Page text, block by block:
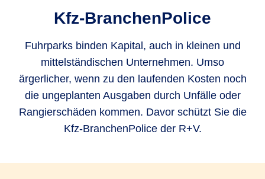
Kfz-Branchen­Police
Fuhrparks binden Kapital, auch in kleinen und
mittelständischen Unternehmen. Umso
ärgerlicher, wenn zu den laufenden Kosten noch
die ungeplanten Ausgaben durch Unfälle oder
Rangierschäden kommen. Davor schützt Sie die
Kfz-BranchenPolice der R+V.